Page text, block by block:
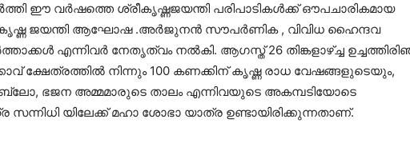
ഈ വര്‍ഷത്തെ ശ്രീകൃഷ്ണജയന്തി പരിപാടികള്‍ക്ക് ഔപചാരികമായ
ജയന്തി ആഘോഷ .അര്‍ജുനന്‍ സൗപര്‍ണിക , വിവിധ ഹൈന്ദവ
എന്നിവര്‍ നേതൃത്വം നല്‍കി. ആഗസ്ത് 26 തിങ്കളാഴ്ച്ച
ക്ഷേത്രത്തില്‍ നിന്നും 100 കണക്കിന് കൃഷ്ണ രാധ വേഷങ്ങളുടെയും,
ഭജന അമ്മമാരുടെ താലം എന്നിവയുടെ അകമ്പടിയോടെ
സന്നിധി യിലേക്ക് മഹാ ശോഭാ യാത്ര ഉണ്ടായിരിക്കുന്നതാണ്.